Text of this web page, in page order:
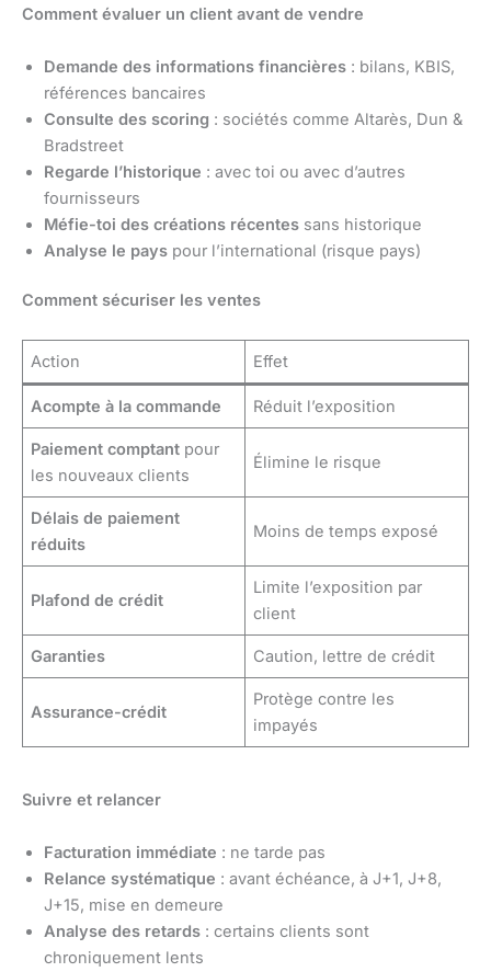
Comment évaluer un client avant de vendre
Demande des informations financières : bilans, KBIS,
références bancaires
Consulte des scoring : sociétés comme Altarès, Dun &
Bradstreet
Regarde l’historique : avec toi ou avec d’autres
fournisseurs
Méfie-toi des créations récentes sans historique
Analyse le pays pour l’international (risque pays)
Comment sécuriser les ventes
Action Effet
Acompte à la commande Réduit l’exposition
Paiement comptant pour
les nouveaux clients
Élimine le risque
Délais de paiement
réduits
Moins de temps exposé
Plafond de crédit
Limite l’exposition par
client
Garanties Caution, lettre de crédit
Assurance-crédit
Protège contre les
impayés
Suivre et relancer
Facturation immédiate : ne tarde pas
Relance systématique : avant échéance, à J+1, J+8,
J+15, mise en demeure
Analyse des retards : certains clients sont
chroniquement lents